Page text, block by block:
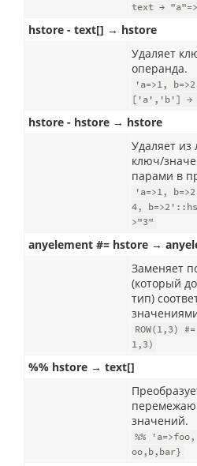
text →
hstore - text[] → hstore
Удаляет
операнда.
'a=>1,
['a','b'] →
hstore - hstore → hstore
Удаляет из
ключ/
парами в
'a=>1,
4,
>"3"
anyelement #= hstore →
Заменяет
(который
тип)
ROW(1,3)
1,3)
%% hstore → text[]
значений.
%%
oo,b,bar}